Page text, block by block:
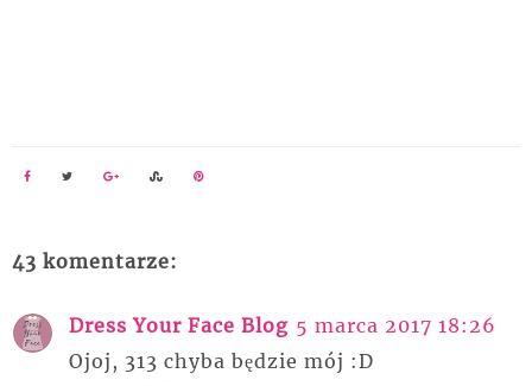
43 komentarze:
Dress Your Face Blog 5 marca 2017 18:26
Ojoj, 313 chyba będzie mój :D